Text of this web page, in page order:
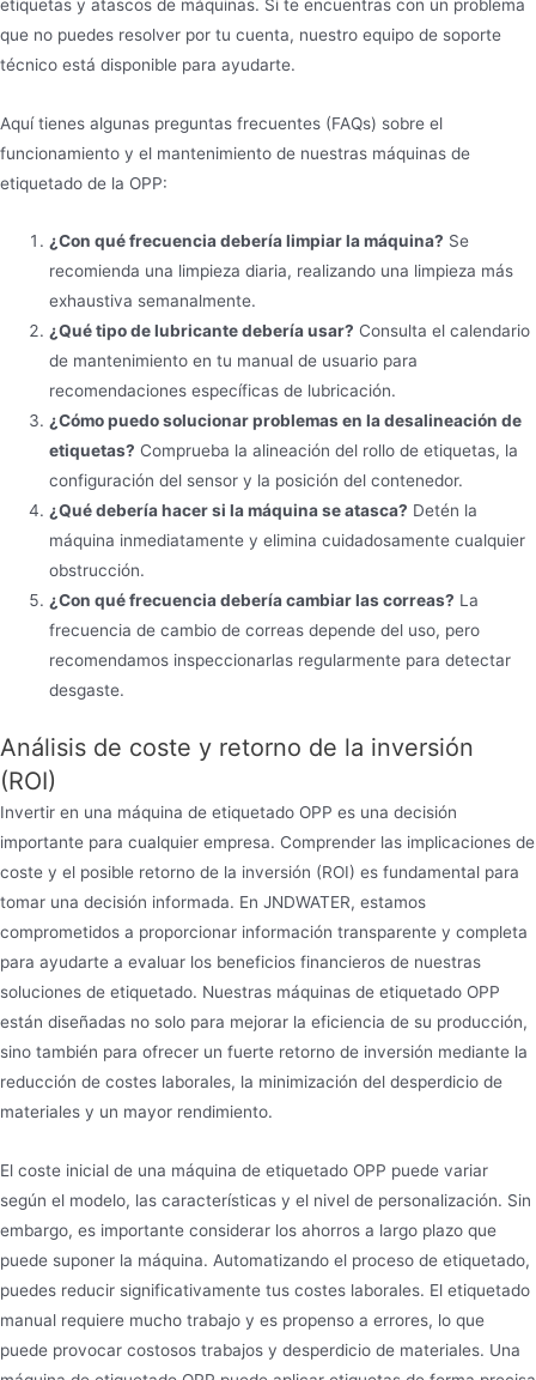
etiquetas y atascos de máquinas. Si te encuentras con un problema
que no puedes resolver por tu cuenta, nuestro equipo de soporte
técnico está disponible para ayudarte.
Aquí tienes algunas preguntas frecuentes (FAQs) sobre el
funcionamiento y el mantenimiento de nuestras máquinas de
etiquetado de la OPP:
¿Con qué frecuencia debería limpiar la máquina? Se
recomienda una limpieza diaria, realizando una limpieza más
exhaustiva semanalmente.
¿Qué tipo de lubricante debería usar? Consulta el calendario
de mantenimiento en tu manual de usuario para
recomendaciones específicas de lubricación.
¿Cómo puedo solucionar problemas en la desalineación de
etiquetas? Comprueba la alineación del rollo de etiquetas, la
configuración del sensor y la posición del contenedor.
¿Qué debería hacer si la máquina se atasca? Detén la
máquina inmediatamente y elimina cuidadosamente cualquier
obstrucción.
¿Con qué frecuencia debería cambiar las correas? La
frecuencia de cambio de correas depende del uso, pero
recomendamos inspeccionarlas regularmente para detectar
desgaste.
Análisis de coste y retorno de la inversión
(ROI)
Invertir en una máquina de etiquetado OPP es una decisión
importante para cualquier empresa. Comprender las implicaciones de
coste y el posible retorno de la inversión (ROI) es fundamental para
tomar una decisión informada. En JNDWATER, estamos
comprometidos a proporcionar información transparente y completa
para ayudarte a evaluar los beneficios financieros de nuestras
soluciones de etiquetado. Nuestras máquinas de etiquetado OPP
están diseñadas no solo para mejorar la eficiencia de su producción,
sino también para ofrecer un fuerte retorno de inversión mediante la
reducción de costes laborales, la minimización del desperdicio de
materiales y un mayor rendimiento.
El coste inicial de una máquina de etiquetado OPP puede variar
según el modelo, las características y el nivel de personalización. Sin
embargo, es importante considerar los ahorros a largo plazo que
puede suponer la máquina. Automatizando el proceso de etiquetado,
puedes reducir significativamente tus costes laborales. El etiquetado
manual requiere mucho trabajo y es propenso a errores, lo que
puede provocar costosos trabajos y desperdicio de materiales. Una